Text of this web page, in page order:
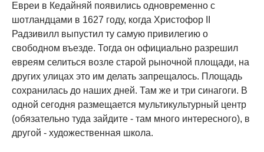
Евреи в Кедайняй появились одновременно с
шотландцами в 1627 году, когда Христофор II
Радзивилл выпустил ту самую привилегию о
свободном въезде. Тогда он официально разрешил
евреям селиться возле старой рыночной площади, на
других улицах это им делать запрещалось. Площадь
сохранилась до наших дней. Там же и три синагоги. В
одной сегодня размещается мультикультурный центр
(обязательно туда зайдите - там много интересного), в
другой - художественная школа.